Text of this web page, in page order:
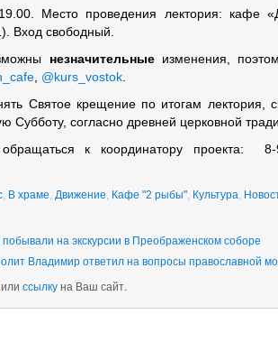
Место проведения лектория: кафе
Вход свободный.
незначительныеизменения,
@kurs_vostok
Святое крещение по итогам лектория,
Субботу, согласно древней церковной
к координатору проекта: 8-
, В храме, Движение, Кафе "2 рыбы", Культура,
на экскурсии в Преображенском соборе
Владимир ответил на вопросы православной
ссылкуна Ваш сайт.